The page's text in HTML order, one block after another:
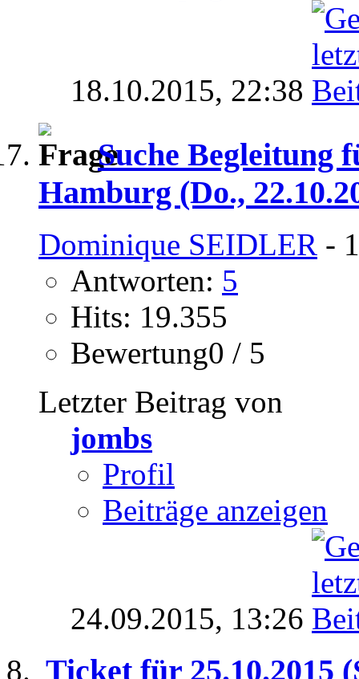
18.10.2015, 22:38
Suche
Hamburg (Do.,
Dominique SEIDLER -
Antworten: 5
Hits: 19.355
Bewertung0 / 5
Letzter Beitrag von
jombs
Profil
Beiträge anzeigen
24.09.2015, 13:26
Ticket für 25.10.2015